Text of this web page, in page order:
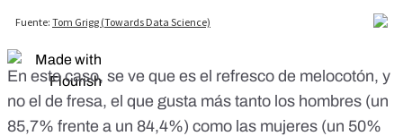
En este caso, se ve que es el refresco de melocotón, y
no el de fresa, el que gusta más tanto los hombres (un
85,7% frente a un 84,4%) como las mujeres (un 50%